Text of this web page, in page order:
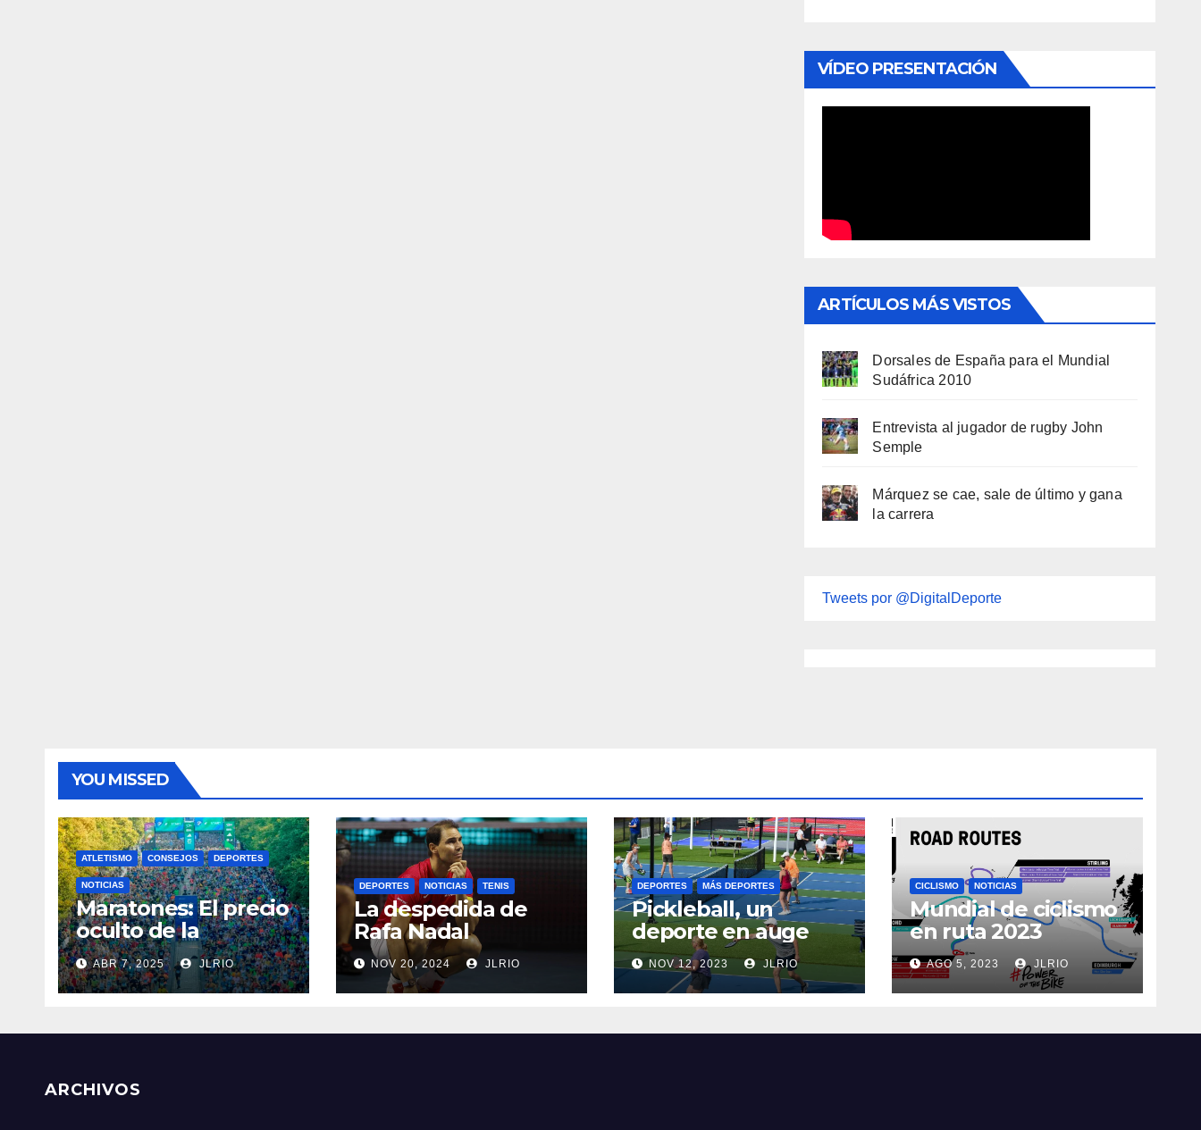
VÍDEO PRESENTACIÓN
ARTÍCULOS MÁS VISTOS
Dorsales de España para el Mundial
Sudáfrica 2010
Entrevista al jugador de rugby John
Semple
Márquez se cae, sale de último y gana
la carrera
Tweets por @DigitalDeporte
YOU MISSED
ATLETISMO CONSEJOS DEPORTES
NOTICIAS
Maratones: El precio
oculto de la
resistencia
ABR 7, 2025 JLRIO
DEPORTES NOTICIAS TENIS
La despedida de
Rafa Nadal
NOV 20, 2024 JLRIO
DEPORTES MÁS DEPORTES
Pickleball, un
deporte en auge
NOV 12, 2023 JLRIO
CICLISMO NOTICIAS
Mundial de ciclismo
en ruta 2023
AGO 5, 2023 JLRIO
ARCHIVOS